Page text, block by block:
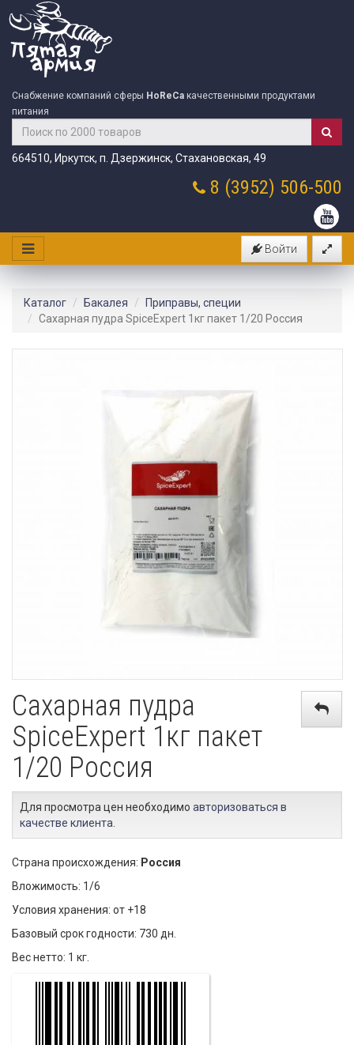
Снабжение компаний сферы HoReCa качественными продуктами
питания
664510, Иркутск, п. Дзержинск, Стахановская, 49
8 (3952) 506-500
Войти
Каталог Бакалея
Приправы, специи
Сахарная пудра SpiceExpert 1кг пакет 1/20 Россия
Сахарная пудра
SpiceExpert 1кг пакет
1/20 Россия
Для просмотра цен необходимо авторизоваться в
качестве клиента
Страна происхождения: Россия
Вложимость: 1/6
Условия хранения: от +18
Базовый срок годности: 730 дн.
Вес нетто: 1 кг.